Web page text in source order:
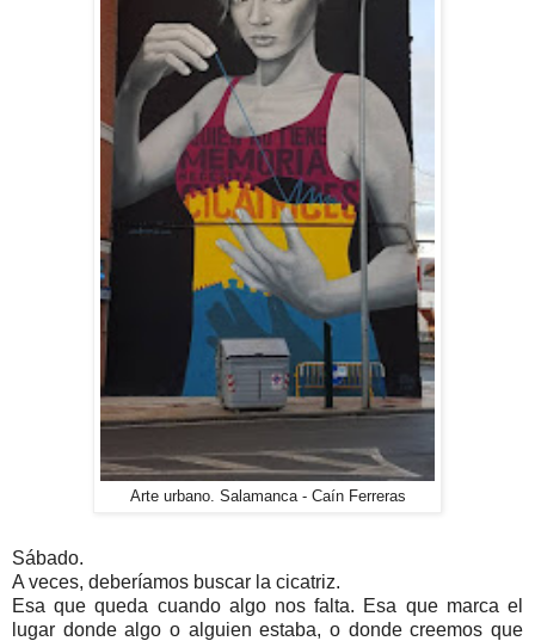
Arte urbano. Salamanca - Caín Ferreras
Sábado.
A veces, deberíamos buscar la cicatriz.
Esa que queda cuando algo nos falta. Esa que marca el
lugar donde algo o alguien estaba, o donde creemos que